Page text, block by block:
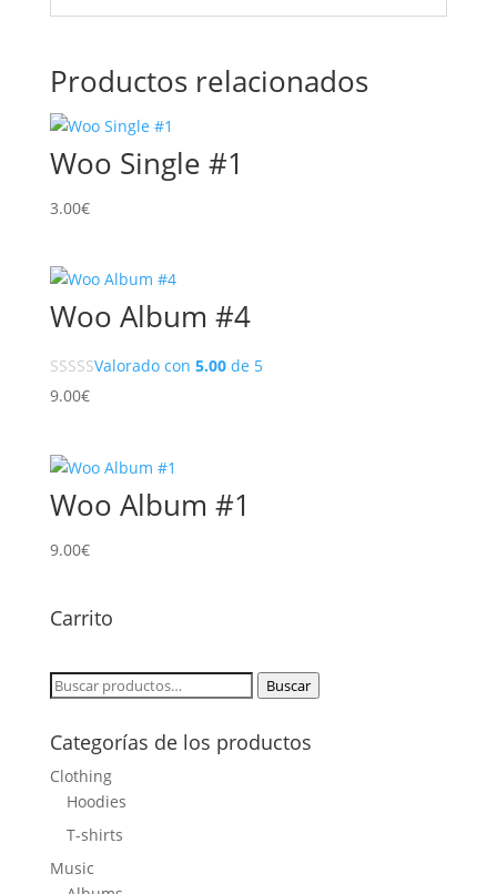
Productos relacionados
Woo Single #1
3.00€
Woo Album #4
Valorado con 5.00de 5
9.00€
Woo Album #1
9.00€
Carrito
Buscar
Buscar
Categorías de los productos
Clothing
Hoodies
T-shirts
Music